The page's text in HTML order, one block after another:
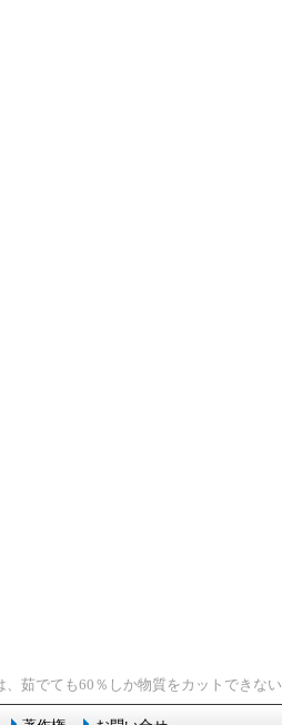
、茹でても60％しか物質をカットできない